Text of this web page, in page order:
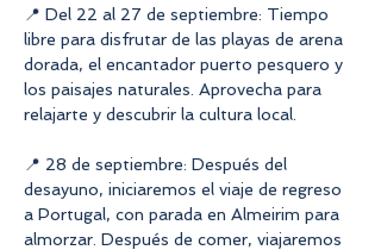
📍 Del 22 al 27 de septiembre: Tiempo
libre para disfrutar de las playas de arena
dorada, el encantador puerto pesquero y
los paisajes naturales. Aprovecha para
relajarte y descubrir la cultura local.
📍 28 de septiembre: Después del
desayuno, iniciaremos el viaje de regreso
a Portugal, con parada en Almeirim para
almorzar. Después de comer, viajaremos